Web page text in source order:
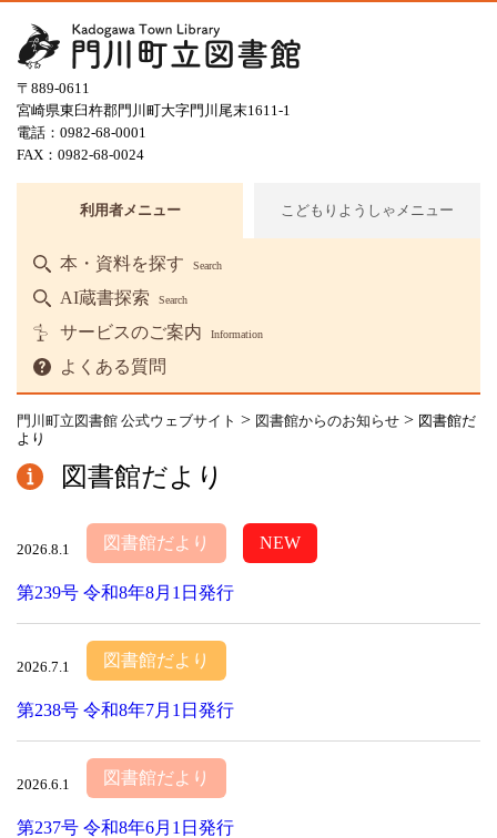
〒889-0611
宮崎県東臼杵郡門川町大字門川尾末1611-1
電話：0982-68-0001
FAX：0982-68-0024
利用者メニュー こどもりようしゃメニュー
本・資料を探す Search
AI蔵書探索 Search
サービスのご案内 Information
よくある質問
門川町立図書館 公式ウェブサイト > 図書館からのお知らせ > 図書館だ
より
図書館だより
2026.8.1 図書館だより NEW
第239号 令和8年8月1日発行
2026.7.1 図書館だより
第238号 令和8年7月1日発行
2026.6.1 図書館だより
第237号 令和8年6月1日発行